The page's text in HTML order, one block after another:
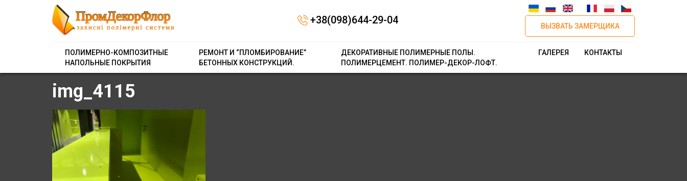
+38(098)644-29-04
ВЫЗВАТЬ ЗАМЕРЩИКА
ПОЛИМЕРНО-КОМПОЗИТНЫЕ
НАПОЛЬНЫЕ ПОКРЫТИЯ
РЕМОНТ И “ПЛОМБИРОВАНИЕ”
БЕТОННЫХ КОНСТРУКЦИЙ.
ДЕКОРАТИВНЫЕ ПОЛИМЕРНЫЕ ПОЛЫ.
ПОЛИМЕРЦЕМЕНТ. ПОЛИМЕР-ДЕКОР-ЛОФТ.
ГАЛЕРЕЯ КОНТАКТЫ
img_4115